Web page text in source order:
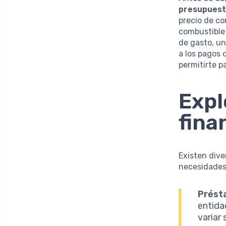
precio de
de gasto,
a los pagos
permitirte
Existen
variar